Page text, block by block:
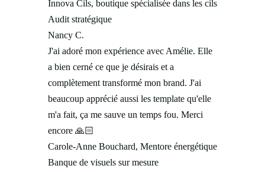
Innova Cils, boutique spécialisée dans les cils
Audit stratégique
Nancy C.
J'ai adoré mon expérience avec Amélie. Elle
a bien cerné ce que je désirais et a
complètement transformé mon brand. J'ai
beaucoup apprécié aussi les template qu'elle
m'a fait, ça me sauve un temps fou. Merci
encore 🙏🏻
Carole-Anne Bouchard, Mentore énergétique
Banque de visuels sur mesure